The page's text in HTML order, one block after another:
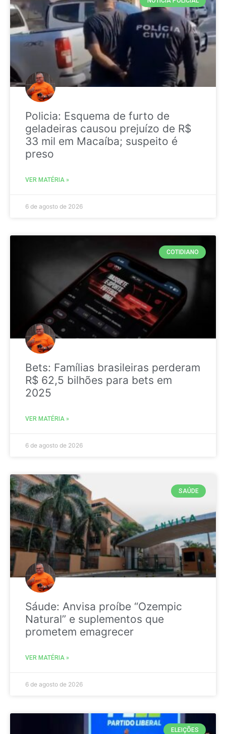
Policia: Esquema de furto de
geladeiras causou prejuízo de R$
33 mil em Macaíba; suspeito é
preso
VER MATÉRIA »
6 de agosto de 2026
COTIDIANO
Bets: Famílias brasileiras perderam
R$ 62,5 bilhões para bets em
2025
VER MATÉRIA »
6 de agosto de 2026
SAÚDE
Sáude: Anvisa proíbe “Ozempic
Natural” e suplementos que
prometem emagrecer
VER MATÉRIA »
6 de agosto de 2026
ELEIÇÕES